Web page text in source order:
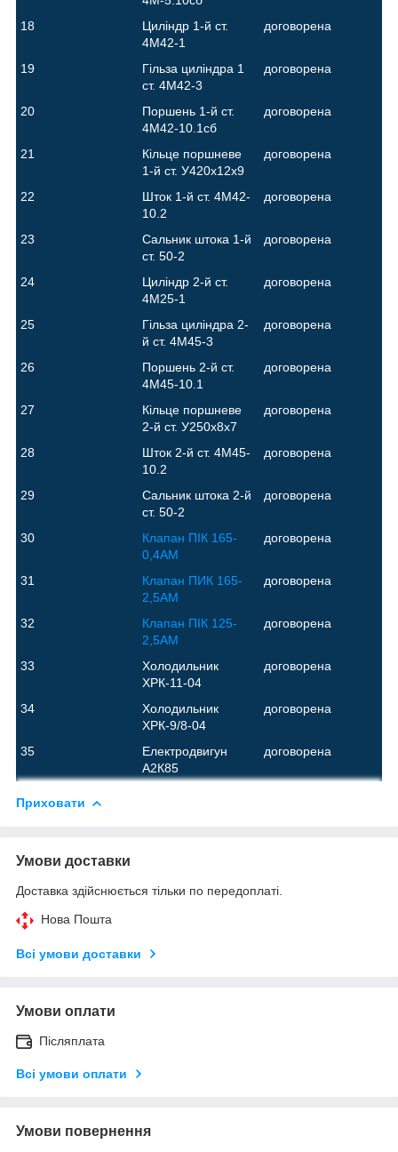
18
Циліндр 1-й ст.
4М42-1
договорена
19
Гільза циліндра 1
ст. 4М42-3
договорена
20
Поршень 1-й ст.
4М42-10.1сб
договорена
21
Кільце поршневе
1-й ст. У420х12х9
договорена
22
Шток 1-й ст. 4М42-
10.2
договорена
23
Сальник штока 1-й
ст. 50-2
договорена
24
Циліндр 2-й ст.
4М25-1
договорена
25
Гільза циліндра 2-
й ст. 4М45-3
договорена
26
Поршень 2-й ст.
4М45-10.1
договорена
27
Кільце поршневе
2-й ст. У250х8х7
договорена
28
Шток 2-й ст. 4М45-
10.2
договорена
29
Сальник штока 2-й
ст. 50-2
договорена
30
Клапан ПІК 165-
0,4АМ
договорена
31
Клапан ПИК 165-
2,5АМ
договорена
32
Клапан ПІК 125-
2,5АМ
договорена
33
Холодильник
ХРК-11-04
договорена
34
Холодильник
ХРК-9/8-04
договорена
35
Електродвигун
А2К85
договорена
Приховати
Умови доставки
Доставка здійснюється тільки по передоплаті.
Нова Пошта
Всі умови доставки
Умови оплати
Післяплата
Всі умови оплати
Умови повернення